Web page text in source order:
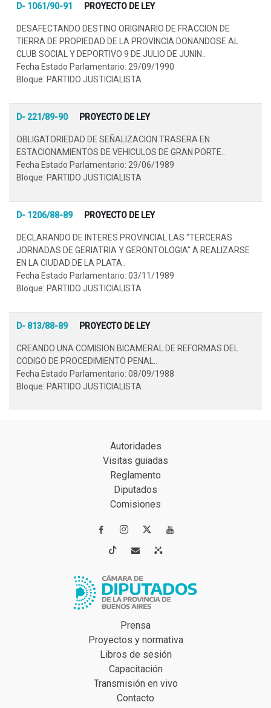
D- 1061/90-91 PROYECTO DE LEY
DESAFECTANDO DESTINO ORIGINARIO DE FRACCION DE
TIERRA DE PROPIEDAD DE LA PROVINCIA DONANDOSE AL
CLUB SOCIAL Y DEPORTIVO 9 DE JULIO DE JUNIN..
Fecha Estado Parlamentario: 29/09/1990
Bloque: PARTIDO JUSTICIALISTA
D- 221/89-90 PROYECTO DE LEY
OBLIGATORIEDAD DE SEÑALIZACION TRASERA EN
ESTACIONAMIENTOS DE VEHICULOS DE GRAN PORTE..
Fecha Estado Parlamentario: 29/06/1989
Bloque: PARTIDO JUSTICIALISTA
D- 1206/88-89 PROYECTO DE LEY
DECLARANDO DE INTERES PROVINCIAL LAS "TERCERAS
JORNADAS DE GERIATRIA Y GERONTOLOGIA" A REALIZARSE
EN LA CIUDAD DE LA PLATA..
Fecha Estado Parlamentario: 03/11/1989
Bloque: PARTIDO JUSTICIALISTA
D- 813/88-89 PROYECTO DE LEY
CREANDO UNA COMISION BICAMERAL DE REFORMAS DEL
CODIGO DE PROCEDIMIENTO PENAL..
Fecha Estado Parlamentario: 08/09/1988
Bloque: PARTIDO JUSTICIALISTA
Autoridades
Visitas guiadas
Reglamento
Diputados
Comisiones
 
 
Prensa
Proyectos y normativa
Libros de sesión
Capacitación
Transmisión en vivo
Contacto